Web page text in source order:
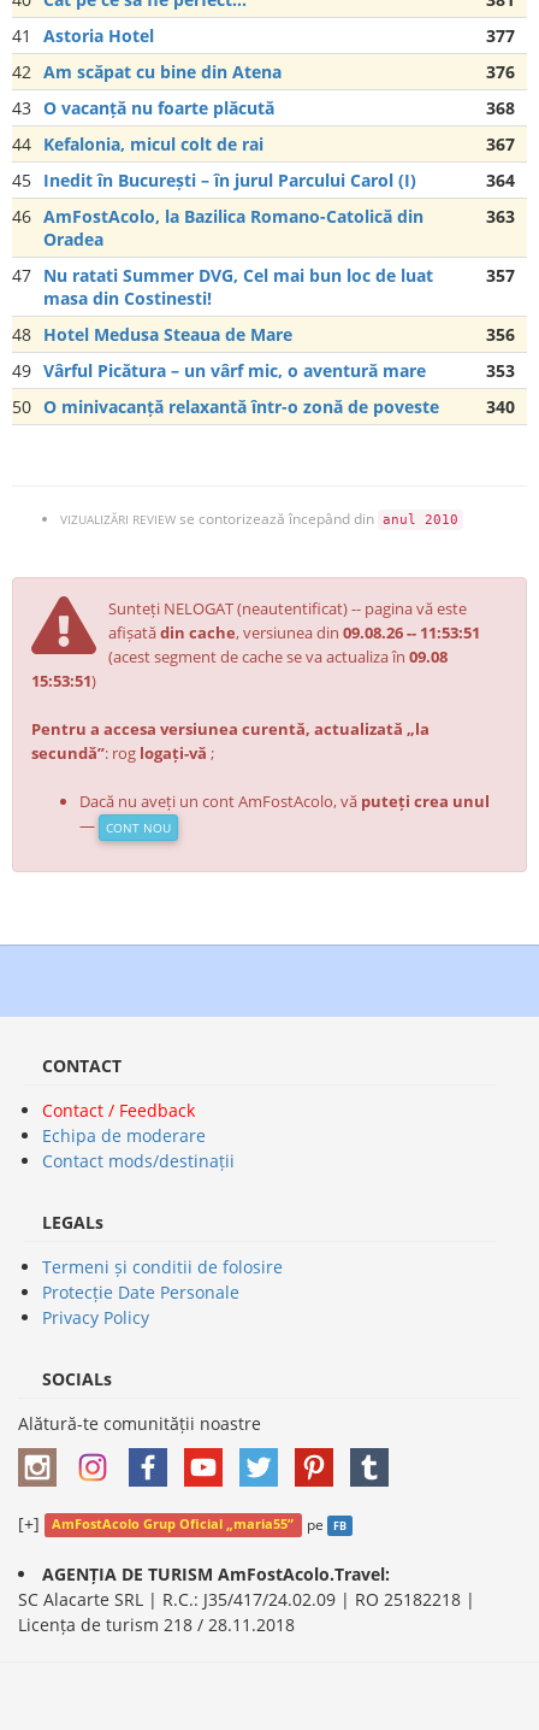
41
Astoria Hotel
377
42 Am scăpat cu bine din Atena
376
43 O vacanță nu foarte plăcută
368
44 Kefalonia, micul colt de rai
367
45 Inedit în București – în jurul Parcului Carol (I)
364
46 AmFostAcolo, la Bazilica Romano-Catolică din
Oradea
363
47 Nu ratati Summer DVG, Cel mai bun loc de luat
masa din Costinesti!
357
48 Hotel Medusa Steaua de Mare
356
49 Vârful Picătura – un vârf mic, o aventură mare
353
50 O minivacanță relaxantă într-o zonă de poveste 340
VIZUALIZĂRI REVIEW se contorizează începând din anul 2010
Sunteți NELOGAT (neautentificat) -- pagina vă este
afișatădin cache, versiunea din 09.08.26 -- 11:53:51
(acest segment de cache se va actualiza în 09.08
15:53:51)
Pentru a accesa versiunea curentă, actualizată „la
secundă”: rog logați-vă ;
Dacă nu aveți un cont AmFostAcolo, vă puteți crea unul
—
CONT NOU
CONTACT
Contact / Feedback
Echipa de moderare
Contact mods/destinații
LEGALs
Termeni și conditii de folosire
Protecție Date Personale
Privacy Policy
SOCIALs
Alătură-te comunității noastre
[+] AmFostAcolo Grup Oficial „maria55” pe FB
AGENȚIA DE TURISM AmFostAcolo.Travel:
SC Alacarte SRL | R.C.: J35/417/24.02.09 | RO 25182218 |
Licența de turism 218 / 28.11.2018